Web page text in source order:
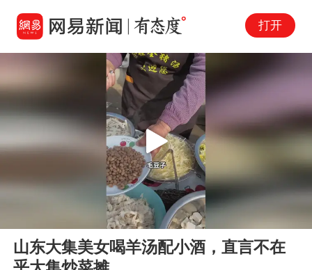
打开
Play
山东大集美女喝羊汤配小酒，直言不在